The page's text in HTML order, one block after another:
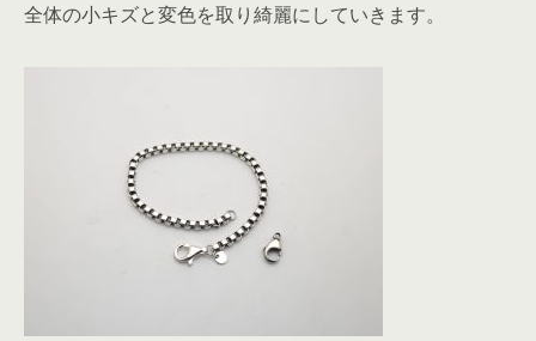
全体の小キズと変色を取り綺麗にしていきます。